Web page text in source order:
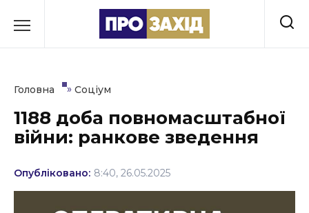
до
Культура
Освіта
Головна » Соціум
1188 доба повномасштабної
війни: ранкове зведення
Опубліковано: 8:40, 26.05.2025